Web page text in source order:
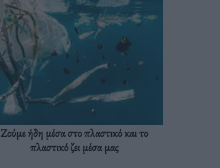
Ζούμε ήδη μέσα στο πλαστικό και το
πλαστικό ζει μέσα μας